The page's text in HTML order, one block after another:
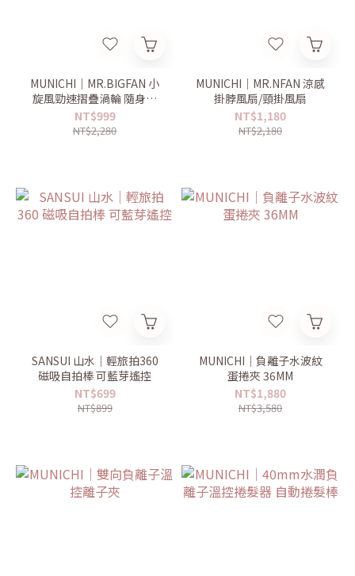
MUNICHI｜MR.BIGFAN 小
旋風勁速摺疊渦輪 隨身小
風扇
NT$999
NT$2,280
MUNICHI｜MR.NFAN 涼感
掛脖風扇/頸掛風扇
NT$1,180
NT$2,180
SANSUI 山水｜輕旅拍360
磁吸自拍棒 可藍芽遙控
NT$699
NT$899
MUNICHI｜負離子水波紋
蛋捲夾 36MM
NT$1,880
NT$3,580